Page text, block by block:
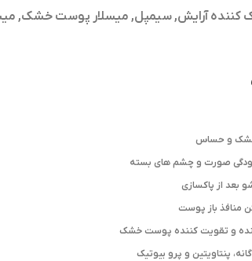
کننده آرایش, سیمپل, میسلار پوست خشک,
و حساس
صورت و چشم های بسته
بعد از پاکسازی
منافذ باز پوست
و تقویت کننده پوست خشک
پنتاویتین و پرو بیوتیک